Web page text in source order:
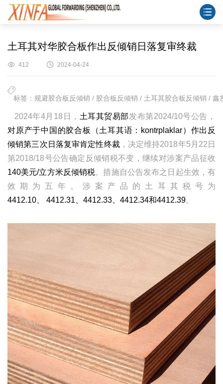
土耳其对华胶合板作出反倾销日落复审终裁
412 2024-04-24
标签：规避胶合板反倾销 / 胶合板反倾销 / 土耳其胶合板反倾销 / 鑫
2024年4月18日， 土耳其贸易部发布第2024/10号公告，
对原产于中国的胶合板（土耳其语：kontrplaklar）作出反
倾销第三次日落复审肯定性终裁，决定维持2018年5月22日
第2018/18号公告确定反倾销税不变，继续对涉案产品征收
140美元/立方米反倾销税。措施自公告发布之日起生效，有
效期为五年。涉案产品的土耳其税号为
4412.10、 4412.31、4412.33、4412.34和4412.39。